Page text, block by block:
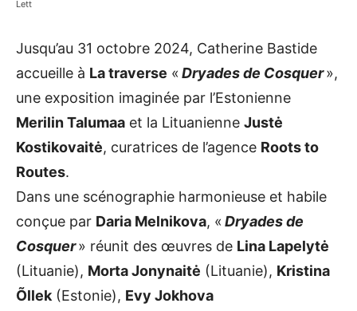
Lett
Jusqu’au 31 octobre 2024, Catherine Bastide
accueille à La traverse «Dryades de Cosquer»,
une exposition imaginée par l’Estonienne
Merilin Talumaa et la Lituanienne Justė
Kostikovaitė, curatrices de l’agence Roots to
Routes.
Dans une scénographie harmonieuse et habile
conçue par Daria Melnikova, «Dryades de
Cosquer» réunit des œuvres de Lina Lapelytė
(Lituanie), Morta Jonynaitė (Lituanie), Kristina
Õllek (Estonie), Evy Jokhova